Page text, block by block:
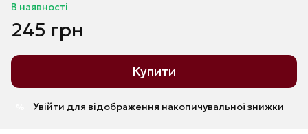
В наявності
245 грн
Купити
Увійти для відображення накопичувальної знижки